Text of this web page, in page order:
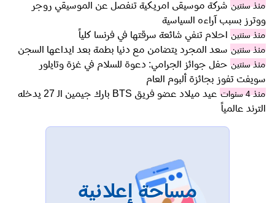
منذ سنتين شركة موسيقى امريكية تنفصل عن الموسيقي روجر
ووترز بسبب آراءه السياسية
منذ سنتين احلام تنفي شائعة سرقتها في فرنسا كلياً
منذ سنتين سعد المجرد يتضامن مع دنيا بطمة بعد ايداعها السجن
منذ سنتين حفل جوائز الجرامي: دعوة للسلام في غزة وتايلور
سويفت تفوز بجائزة ألبوم العام
منذ 4 سنوات
عيد ميلاد عضو فريق BTS بارك جيمين الـ 27 يدخله
الترند عالمياً
مساحة إعلانية